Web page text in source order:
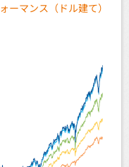
ーマンス（ドル建て）